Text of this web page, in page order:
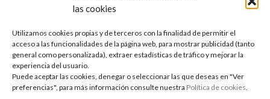
las cookies
Utilizamos cookies propias y de terceros con la finalidad de permitir el
acceso a las funcionalidades de la página web, para mostrar publicidad (tanto
general como personalizada), extraer estadísticas de tráfico y mejorar la
experiencia del usuario.
Puede aceptar las cookies, denegar o seleccionar las que deseas en "Ver
preferencias", para más información consulte nuestra Política de cookies.
Copyright 2014-2025
Política de privacidad Aviso legal | Política de cookies